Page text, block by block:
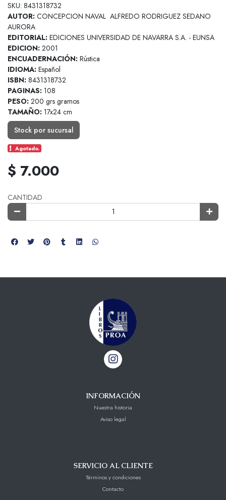
SKU: 8431318732
AUTOR: CONCEPCION NAVAL ALFREDO RODRIGUEZ SEDANO
AURORA
EDITORIAL: EDICIONES UNIVERSIDAD DE NAVARRA S.A. - EUNSA
EDICION: 2001
ENCUADERNACIÓN: Rústica
IDIOMA: Español
ISBN: 8431318732
PAGINAS: 108
PESO: 200 grs gramos
TAMAÑO: 17x24 cm
Stock por sucursal
Agotado.
$ 7.000
CANTIDAD
INFORMACIÓN
Nuestra historia
Aviso legal
SERVICIO AL CLIENTE
Términos y condiciones
Contacto